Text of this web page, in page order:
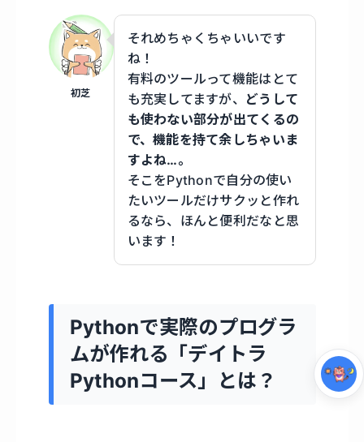
初芝
それめちゃくちゃいいです
ね！
有料のツールって機能はとて
も充実してますが、 どうして
も使わない部分が出てくるの
で、機能を持て余しちゃいま
すよね…。
そこをPythonで自分の使い
たいツールだけサクッと作れ
るなら、ほんと便利だなと思
います！
Pythonで実際のプログラ
ムが作れる「デイトラ
Pythonコース」とは？